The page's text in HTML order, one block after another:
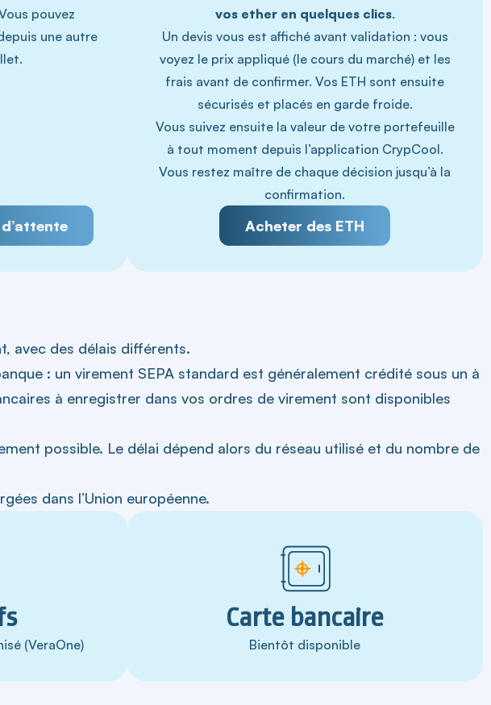
pouvez
une autre
vos ether en quelques clics.
Un devis vous est affiché avant validation : vous
voyez le prix appliqué (le cours du marché) et les
frais avant de confirmer. Vos ETH sont ensuite
sécurisés et placés en garde froide.
Vous suivez ensuite la valeur de votre portefeuille
à tout moment depuis l’application CrypCool.
Vous restez maître de chaque décision jusqu’à la
confirmation.
Acheter des ETH
avec des délais différents.
: un virement SEPA standard est généralement crédité sous un à
à enregistrer dans vos ordres de virement sont disponibles
possible. Le délai dépend alors du réseau utilisé et du nombre de
dans l’Union européenne.
(VeraOne)
Carte bancaire
Bientôt disponible